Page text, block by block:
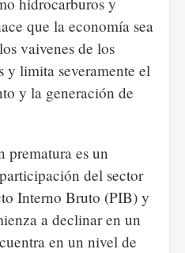
que la economía sea
vaivenes de los
y limita severamente el
y la generación de
prematura es un
del sector
Interno Bruto (PIB) y
a declinar en un
en un nivel de